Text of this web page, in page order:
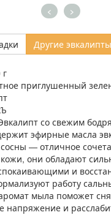
< >
Другие эвкалипты
г
приглушенный
со свежим
эфирные масла
— отличное
они обладают
и
работу
мыла поможет
напряжение и